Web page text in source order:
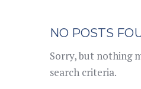
NO POSTS
Sorry, but nothing
search criteria.